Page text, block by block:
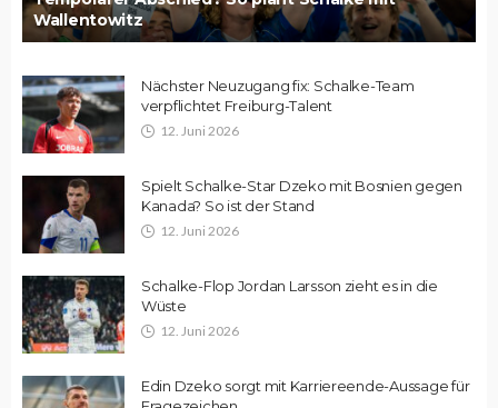
Wallentowitz
Nächster Neuzugang fix: Schalke-Team
verpflichtet Freiburg-Talent
12. Juni 2026
Spielt Schalke-Star Dzeko mit Bosnien gegen
Kanada? So ist der Stand
12. Juni 2026
Schalke-Flop Jordan Larsson zieht es in die
Wüste
12. Juni 2026
Edin Dzeko sorgt mit Karriereende-Aussage für